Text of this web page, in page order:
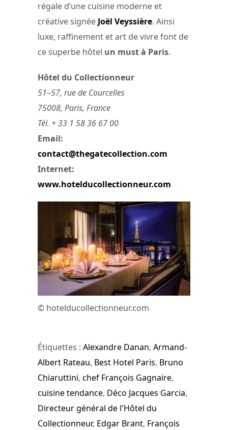
régale d’une cuisine moderne et
créative signée Joël Veyssière. Ainsi
luxe, raffinement et art de vivre font de
ce superbe hôtel un must à Paris.
Hôtel du Collectionneur
51–57, rue de Courcelles
75008, Paris, France
Tél. + 33 1 58 36 67 00
Email:
contact@thegatecollection.com
Internet:
www.hotelducollectionneur.com
© hotelducollectionneur.com
Étiquettes : Alexandre Danan, Armand-
Albert Rateau, Best Hotel Paris, Bruno
Chiaruttini, chef François Gagnaire,
cuisine tendance, Déco Jacques Garcia,
Directeur général de l'Hôtel du
Collectionneur, Edgar Brant, François